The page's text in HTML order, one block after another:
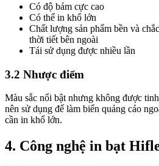
Có độ bám cực cao
Có thể in khổ lớn
Chất lượng sản phẩm bền và
thời tiết bên ngoài
Tái sử dụng được nhiều lần
3.2 Nhược điểm
Màu sắc nổi bật nhưng không được
nên sử dụng để làm biển quảng cáo
cần in khổ lớn.
4. Công nghệ in bạt